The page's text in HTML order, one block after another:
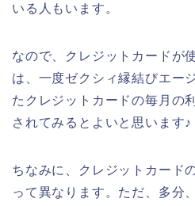
いる人もいます。
なので、クレジットカードが
は、一度ゼクシィ縁結びエー
たクレジットカードの毎月の
されてみるとよいと思います♪
ちなみに、クレジットカード
って異なります。ただ、多分